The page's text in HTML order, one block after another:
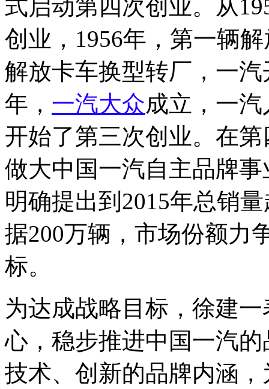
式启动第四次创业。从
创业，1956年，第一辆
解放卡车换型转厂，一
年， 一汽大众成立，一
开始了第三次创业。在
做大中国一汽自主品牌
明确提出到2015年总销
据200万辆，市场份额力
标。
为达成战略目标，徐建
心，稳步推进中国一汽
技术、创新的品牌内涵